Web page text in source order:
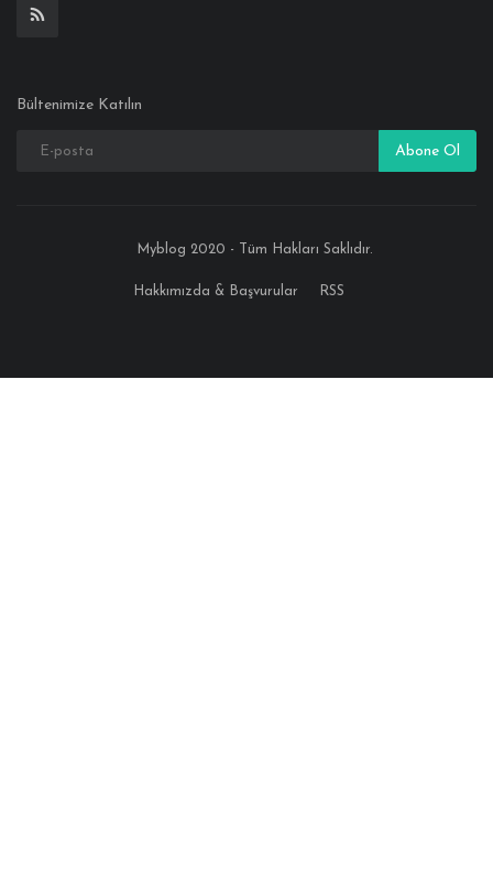
Bültenimize Katılın
Abone Ol
Myblog 2020 - Tüm Hakları Saklıdır.
Hakkımızda & Başvurular RSS